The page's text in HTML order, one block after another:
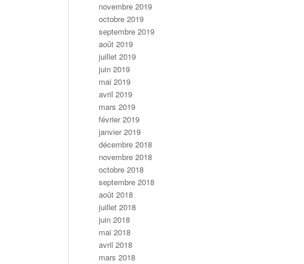
novembre 2019
octobre 2019
septembre 2019
août 2019
juillet 2019
juin 2019
mai 2019
avril 2019
mars 2019
février 2019
janvier 2019
décembre 2018
novembre 2018
octobre 2018
septembre 2018
août 2018
juillet 2018
juin 2018
mai 2018
avril 2018
mars 2018